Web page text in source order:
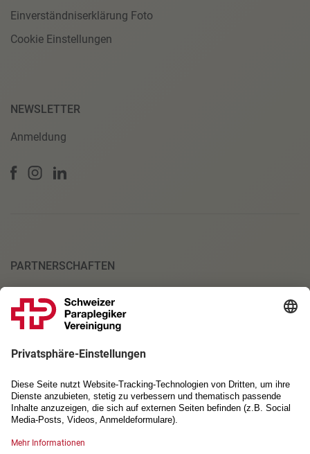
Einverständniserklärung Foto
Cookie Einstellungen
NEWSLETTER
Anmeldung
PARTNERSCHAFTEN